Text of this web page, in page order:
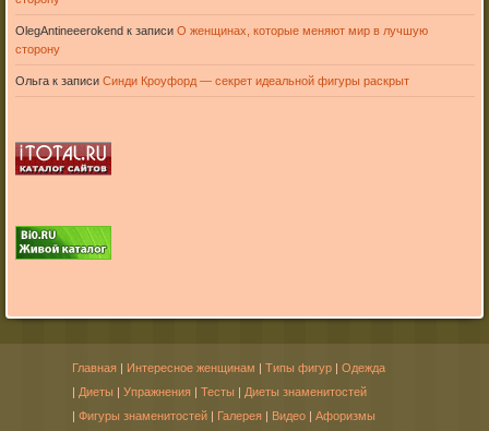
OlegAntineeerokendк записи О женщинах, которые меняют мир в лучшую
сторону
Ольгак записи Синди Кроуфорд — секрет идеальной фигуры раскрыт
Главная | Интересное женщинам | Типы фигур | Одежда
| Диеты | Упражнения | Тесты | Диеты знаменитостей
| Фигуры знаменитостей | Галерея | Видео | Афоризмы